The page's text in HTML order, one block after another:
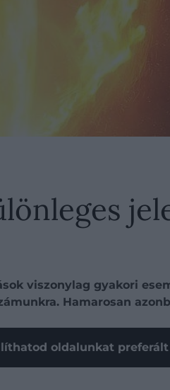
viszonylag gyakori
Hamarosan
oldalunkat